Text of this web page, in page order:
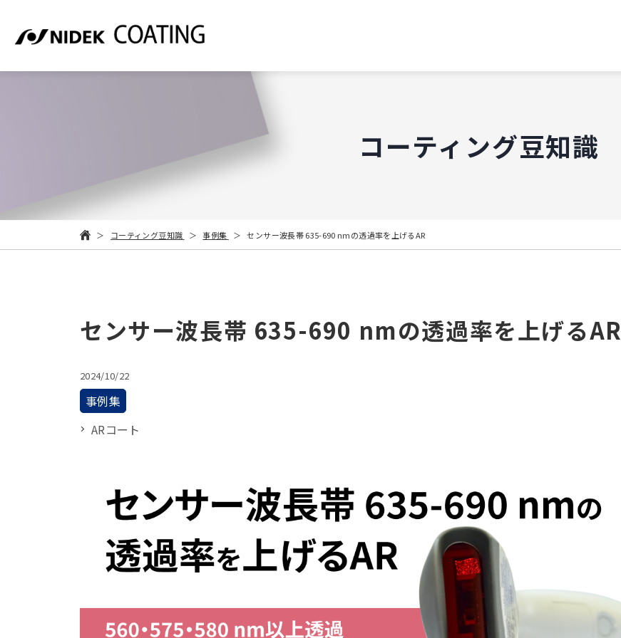
コーティング豆知識
コーティング豆知識 事例集 センサー波長帯 635-690 nmの透過率を上げるAR
センサー波長帯 635-690 nmの透過率を上げるAR
2024/10/22
事例集
ARコート